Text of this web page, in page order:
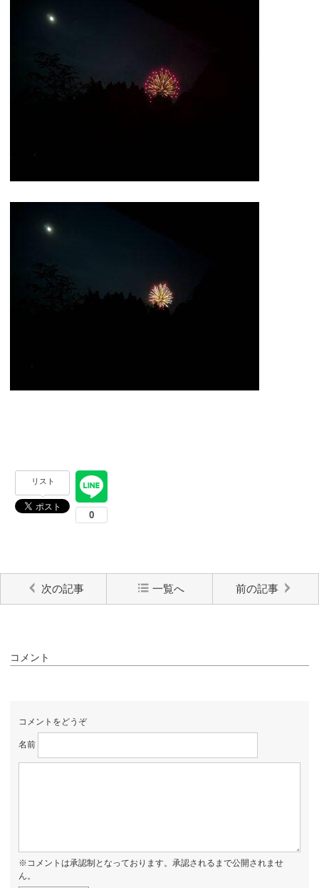
リスト
次の記事 一覧へ 前の記事
コメント
コメントをどうぞ
名前
※コメントは承認制となっております。承認されるまで公開されませ
ん。